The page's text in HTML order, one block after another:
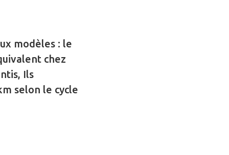
modèles : le
chez
Ils
selon le cycle